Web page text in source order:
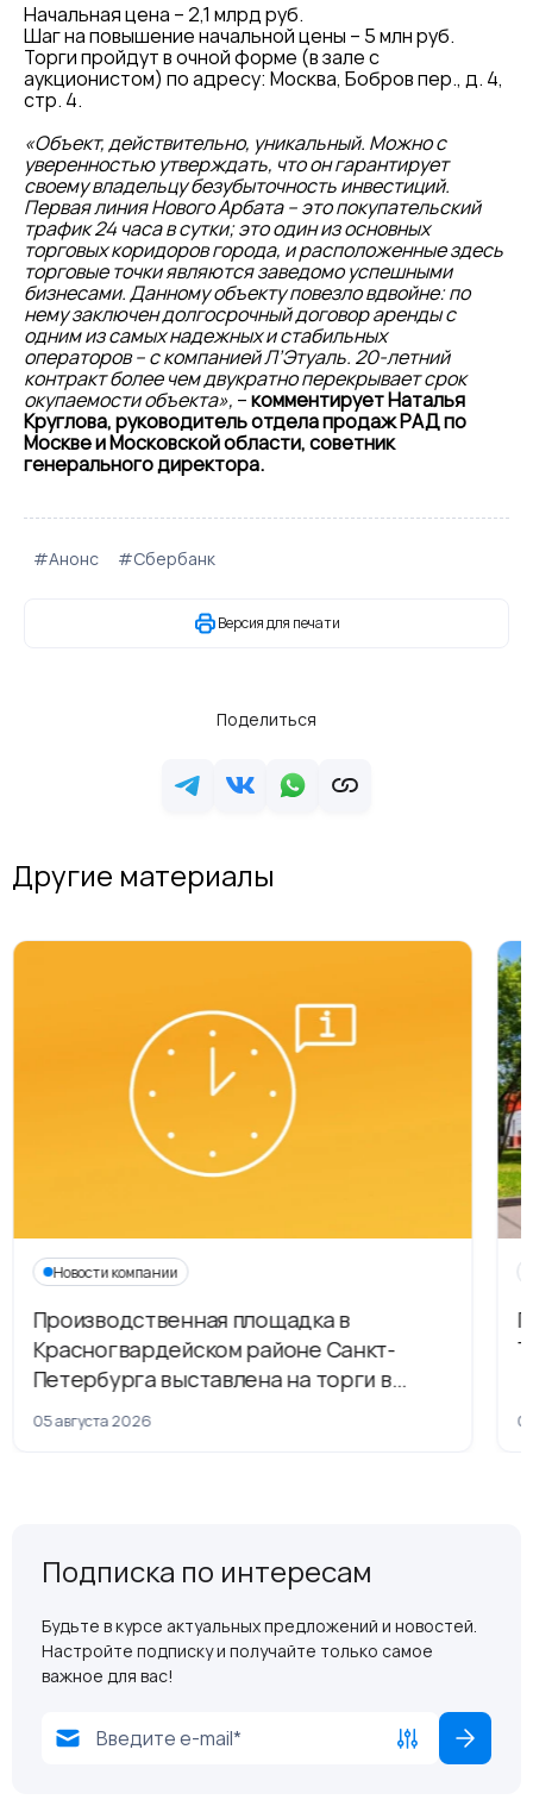
Начальная цена – 2,1 млрд руб.
Шаг на повышение начальной цены – 5 млн руб.
Торги пройдут в очной форме (в зале с
аукционистом) по адресу: Москва, Бобров пер., д. 4,
стр. 4.
«Объект, действительно, уникальный. Можно с
уверенностью утверждать, что он гарантирует
своему владельцу безубыточность инвестиций.
Первая линия Нового Арбата – это покупательский
трафик 24 часа в сутки; это один из основных
торговых коридоров города, и расположенные здесь
торговые точки являются заведомо успешными
бизнесами. Данному объекту повезло вдвойне: по
нему заключен долгосрочный договор аренды с
одним из самых надежных и стабильных
операторов – с компанией Л’Этуаль. 20-летний
контракт более чем двукратно перекрывает срок
окупаемости объекта», –комментирует Наталья
Круглова, руководитель отдела продаж РАД по
Москве и Московской области, советник
генерального директора.
#Анонс #Сбербанк
Версия для печати
Поделиться
Другие материалы
Новости компании
Производственная площадка в
Красногвардейском районе Санкт-
Петербурга выставлена на торги в
рамках приватизации
05 августа 2026
Подписка по интересам
Будьте в курсе актуальных предложений и новостей.
Настройте подписку и получайте только самое
важное для вас!